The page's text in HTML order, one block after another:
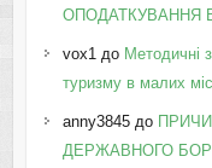
ОПОДАТКУВАННЯ В
vox1 до Методичні
туризму в малих
anny3845до
ДЕРЖАВНОГО